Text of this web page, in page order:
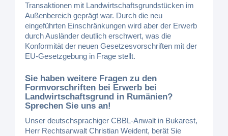
Transaktionen mit Landwirtschaftsgrundstücken im
Außenbereich geprägt war. Durch die neu
eingeführten Einschränkungen wird aber der Erwerb
durch Ausländer deutlich erschwert, was die
Konformität der neuen Gesetzesvorschriften mit der
EU-Gesetzgebung in Frage stellt.
Sie haben weitere Fragen zu den
Formvorschriften bei Erwerb bei
Landwirtschaftsgrund in Rumänien?
Sprechen Sie uns an!
Unser deutschsprachiger CBBL-Anwalt in Bukarest,
Herr Rechtsanwalt Christian Weident, berät Sie